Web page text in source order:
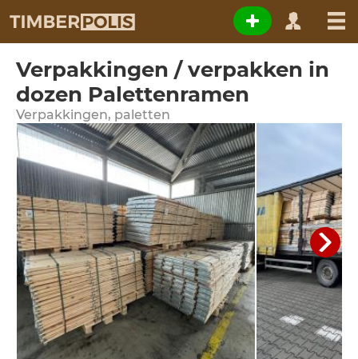
Verpakkingen / verpakken in
dozen Palettenramen
Verpakkingen, paletten